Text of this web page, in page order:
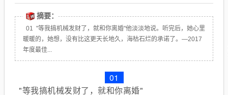
摘要：
01 "等我搞机械发财了，就和你离婚"他淡淡地说。听完后，她心里
暖暖的，她想，没有比这更天长地久，海枯石烂的承诺了。—2017
年度最佳...
01
"等我搞机械发财了，就和你离婚"